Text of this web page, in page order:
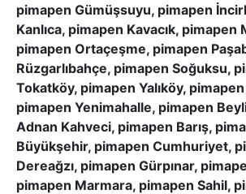
pimapen Gümüşsuyu, pimapen
Kanlıca, pimapen Kavacık, pimapen
pimapen Ortaçeşme, pimapen
Rüzgarlıbahçe, pimapen Soğuksu,
Tokatköy, pimapen Yalıköy,
pimapen Yenimahalle, pimapen
Adnan Kahveci, pimapen Barış,
Büyükşehir, pimapen Cumhuriyet,
Dereağzı, pimapen Gürpınar,
pimapen Marmara, pimapen Sahil,